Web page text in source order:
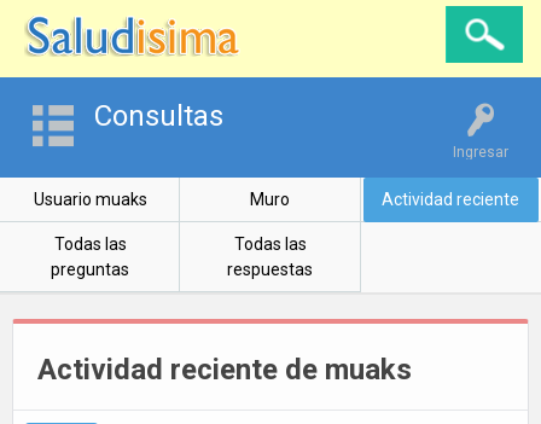
Ingresar
Consultas
Usuario muaks Muro Actividad reciente
Todas las
preguntas
Todas las
respuestas
Actividad reciente de muaks